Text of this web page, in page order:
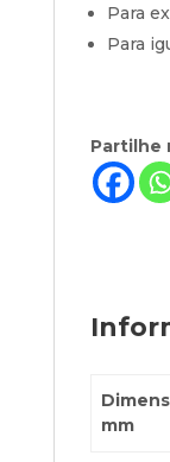
Para
Para
Partilhe
mm